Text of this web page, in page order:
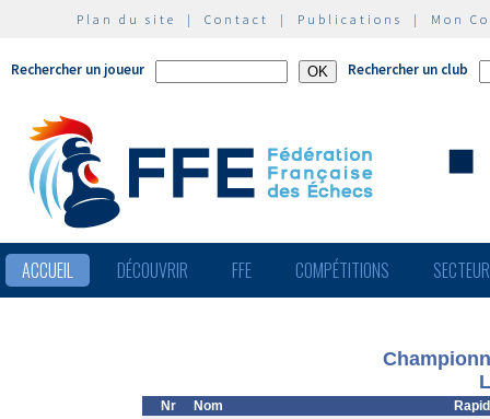
Plan du site | Contact | Publications | Mon
Rechercher un joueur Rechercher un club
ACCUEIL DÉCOUVRIR FFE COMPÉTITIONS
Nr Nom